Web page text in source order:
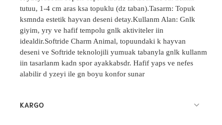
tutuu, 1-4 cm aras ksa topuklu (dz taban).Tasarm: Topuk
ksmnda estetik hayvan deseni detay.Kullanm Alan: Gnlk
giyim, yry ve hafif tempolu gnlk aktiviteler iin
idealdir.Softride Charm Animal, topuundaki k hayvan
deseni ve Softride teknolojili yumuak tabanyla gnlk kullanm
iin tasarlanm kadn spor ayakkabsdr. Hafif yaps ve nefes
alabilir d yzeyi ile gn boyu konfor sunar
KARGO